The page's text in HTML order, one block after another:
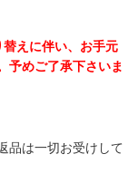
えに伴い、お手元
予めご了承下さいま
品は一切お受けして